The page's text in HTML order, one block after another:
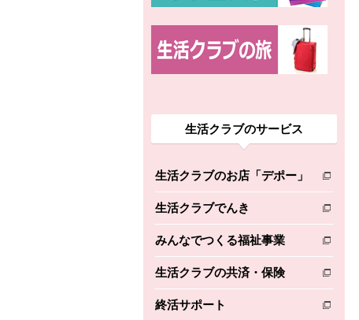
生活クラブのサービス
生活クラブのお店「デポー」
別のウィンドウで開きます。
生活クラブでんき
別のウィンドウで開きます。
みんなでつくる福祉事業
別のウィンドウで開きます。
生活クラブの共済・保険
別のウィンドウで開きます。
終活サポート
別のウィンドウで開きます。
えびの風味がぶわっ！
(税込356円)
コク深くフルーティー
(税込2,333円)
かごへ